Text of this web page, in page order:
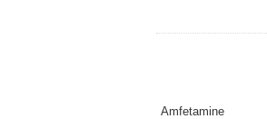
Amfetamine